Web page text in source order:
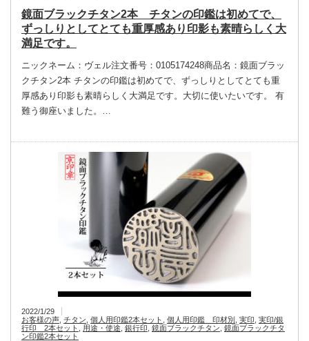
鏡面ブラックチタン2本 チタンの印鑑は初めてで、
ずっしりとしてとても重厚感あり印影も素晴らしく大
満足です。
ニックネーム：ヴェル注文番号：0105174248商品名：鏡面ブラッ
クチタン2本 チタンの印鑑は初めてで、ずっしりとしてとても重
厚感あり印影も素晴らしく大満足です。大切に使いたいです。 有
難う御座いました。…
2022/1/29
お客様の声 チタン 個人用印鑑2本セット 個人用印鑑 印材別 実印 実印/銀
行印 2本セット
用途・使途 銀行印 鏡面ブラックチタン 鏡面ブラックチタ
ン印鑑2本セット